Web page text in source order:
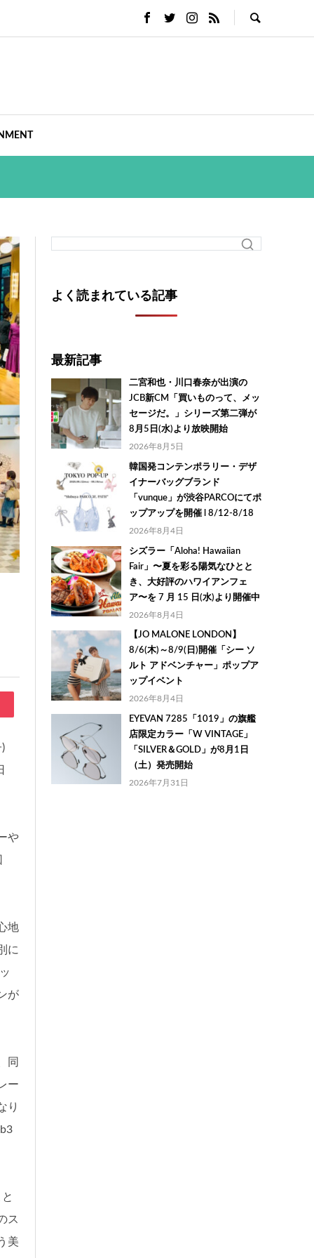
や
地
に
が
同
ー
り
ス
美
よく読まれている記事
最新記事
二宮和也・川口春奈が出演の
JCB新CM「買いものって、メッ
セージだ。」シリーズ第二弾が
8月5日(水)より放映開始
2026年8月5日
韓国発コンテンポラリー・デザ
イナーバッグブランド
「vunque」が渋谷PARCOにてポ
ップアップを開催 l 8/12-8/18
2026年8月4日
シズラー「Aloha! Hawaiian
Fair」〜夏を彩る陽気なひとと
き、大好評のハワイアンフェ
ア〜を 7 月 15 日(水)より開催中
2026年8月4日
【JO MALONE LONDON】
8/6(木)～8/9(日)開催「シー ソ
ルト アドベンチャー」ポップア
ップイベント
2026年8月4日
EYEVAN 7285「1019」の旗艦
店限定カラー「W VINTAGE」
「SILVER＆GOLD」が8月1日
（土）発売開始
2026年7月31日